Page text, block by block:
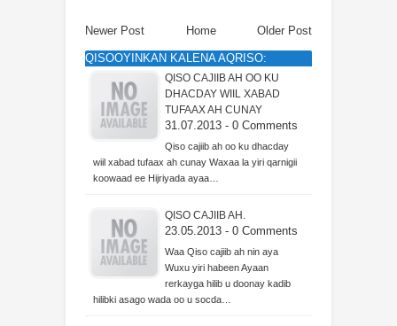
Newer Post Older Post
Home
QISOOYINKAN KALENA AQRISO:
QISO CAJIIB AH OO KU
DHACDAY WIIL XABAD
TUFAAX AH CUNAY
31.07.2013 - 0 Comments
Qiso cajiib ah oo ku dhacday
wiil xabad tufaax ah cunay Waxaa la yiri qarnigii
koowaad ee Hijriyada ayaa…
QISO CAJIIB AH.
23.05.2013 - 0 Comments
Waa Qiso cajiib ah nin aya
Wuxu yiri habeen Ayaan
rerkayga hilib u doonay kadib
hilibki asago wada oo u socda…